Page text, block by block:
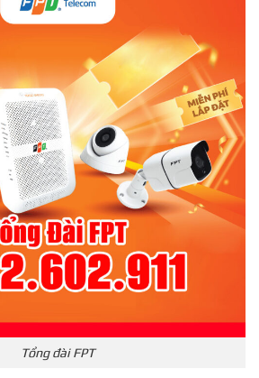
Tổng đài FPT